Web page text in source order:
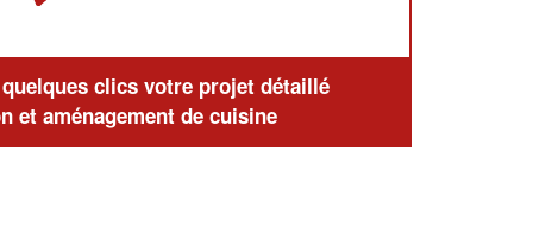
clics votre projet détaillé
et aménagement de cuisine